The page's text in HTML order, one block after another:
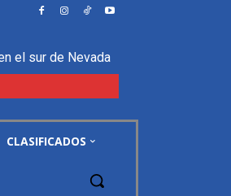
el sur de Nevada
CLASIFICADOS